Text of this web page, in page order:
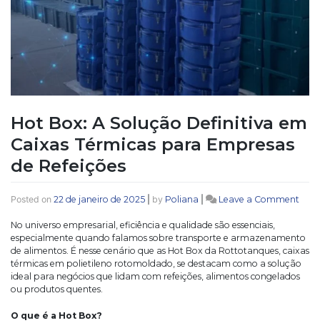
Hot Box: A Solução Definitiva em
Caixas Térmicas para Empresas
de Refeições
Posted on 22 de janeiro de 2025 by Poliana Leave a Comment
A
em
No universo empresarial, eficiência e qualidade são essenciais,
especialmente quando falamos sobre transporte e armazenamento
de alimentos. É nesse cenário que as Hot Box da Rottotanques, caixas
térmicas em polietileno rotomoldado, se destacam como a solução
ideal para negócios que lidam com refeições, alimentos congelados
ou produtos quentes.
O que é a Hot Box?